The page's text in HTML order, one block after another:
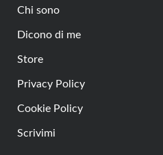
Chi sono
Dicono di me
Store
Privacy Policy
Cookie Policy
Scrivimi